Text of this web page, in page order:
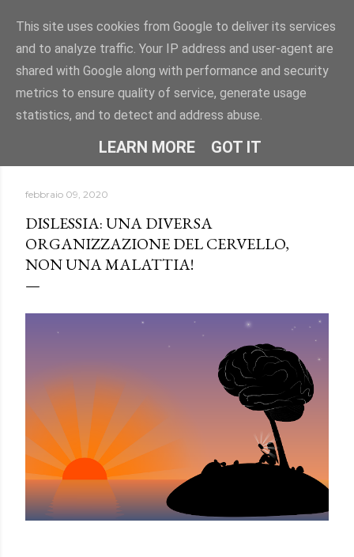
Passa ai contenuti principali
"DISLESSIA? IO TI CONOSCO" -
informazioni, approfondimenti e storie.
febbraio 09, 2020
DISLESSIA: UNA DIVERSA
ORGANIZZAZIONE DEL CERVELLO,
NON UNA MALATTIA!
This site uses cookies from Google to deliver its services
and to analyze traffic. Your IP address and user-agent are
shared with Google along with performance and security
metrics to ensure quality of service, generate usage
statistics, and to detect and address abuse.
LEARN MORE GOT IT